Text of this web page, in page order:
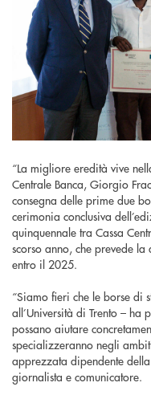
“La migliore eredità vive
Centrale Banca, Giorgio
consegna delle prime due
cerimonia conclusiva
quinquennale tra Cassa
scorso anno, che prevede
entro il 2025.
“Siamo fieri che le borse di
all’Università di Trento – ha
possano aiutare
specializzeranno negli
apprezzata dipendente
giornalista e comunicatore.